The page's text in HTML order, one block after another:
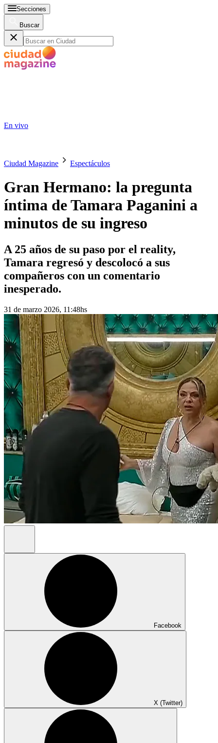
Secciones
Buscar
En vivo
Ciudad Magazine Espectáculos
Gran Hermano: la pregunta
íntima de Tamara Paganini a
minutos de su ingreso
A 25 años de su paso por el reality,
Tamara regresó y descolocó a sus
compañeros con un comentario
inesperado.
31 de marzo 2026, 11:48hs
Facebook
X (Twitter)